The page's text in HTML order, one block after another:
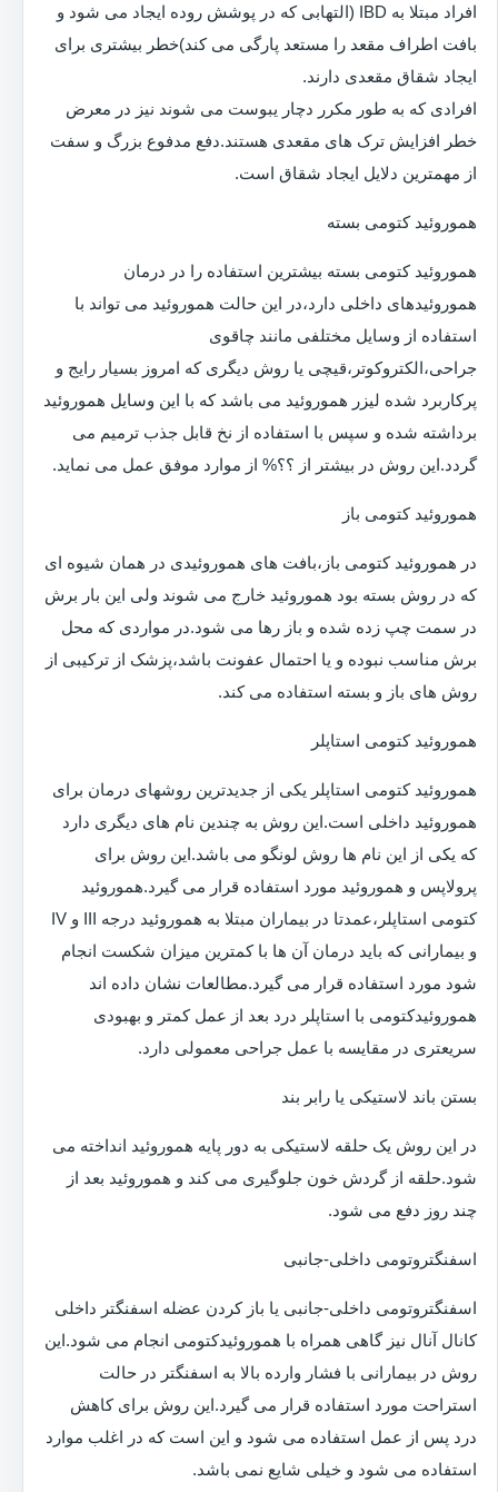
افراد مبتلا به IBD (التهابی که در پوشش روده ایجاد می شود و
بافت اطراف مقعد را مستعد پارگی می کند)خطر بیشتری برای
ایجاد شقاق مقعدی دارند.
افرادی که به طور مکرر دچار یبوست می شوند نیز در معرض
خطر افزایش ترک های مقعدی هستند.دفع مدفوع بزرگ و سفت
از مهمترین دلایل ایجاد شقاق است.
هموروئید کتومی بسته
هموروئید کتومی بسته بیشترین استفاده را در درمان
هموروئیدهای داخلی دارد،در این حالت هموروئید می تواند با
استفاده از وسایل مختلفی مانند چاقوی
جراحی،الکتروکوتر،قیچی یا روش دیگری که امروز بسیار رایج و
پرکاربرد شده لیزر هموروئید می باشد که با این وسایل هموروئید
برداشته شده و سپس با استفاده از نخ قابل جذب ترمیم می
گردد.این روش در بیشتر از ؟؟% از موارد موفق عمل می نماید.
هموروئید کتومی باز
در هموروئید کتومی باز،بافت های هموروئیدی در همان شیوه ای
که در روش بسته بود هموروئید خارج می شوند ولی این بار برش
در سمت چپ زده شده و باز رها می شود.در مواردی که محل
برش مناسب نبوده و یا احتمال عفونت باشد،پزشک از ترکیبی از
روش های باز و بسته استفاده می کند.
هموروئید کتومی استاپلر
هموروئید کتومی استاپلر یکی از جدیدترین روشهای درمان برای
هموروئید داخلی است.این روش به چندین نام های دیگری دارد
که یکی از این نام ها روش لونگو می باشد.این روش برای
پرولاپس و هموروئید مورد استفاده قرار می گیرد.هموروئید
کتومی استاپلر،عمدتا در بیماران مبتلا به هموروئید درجه III و IV
و بیمارانی که باید درمان آن ها با کمترین میزان شکست انجام
شود مورد استفاده قرار می گیرد.مطالعات نشان داده اند
هموروئیدکتومی با استاپلر درد بعد از عمل کمتر و بهبودی
سریعتری در مقایسه با عمل جراحی معمولی دارد.
بستن باند لاستیکی یا رابر بند
در این روش یک حلقه لاستیکی به دور پایه هموروئید انداخته می
شود.حلقه از گردش خون جلوگیری می کند و هموروئید بعد از
چند روز دفع می شود.
اسفنگتروتومی داخلی-جانبی
اسفنگتروتومی داخلی-جانبی یا باز کردن عضله اسفنگتر داخلی
کانال آنال نیز گاهی همراه با هموروئیدکتومی انجام می شود.این
روش در بیمارانی با فشار وارده بالا به اسفنگتر در حالت
استراحت مورد استفاده قرار می گیرد.این روش برای کاهش
درد پس از عمل استفاده می شود و این است که در اغلب موارد
استفاده می شود و خیلی شایع نمی باشد.